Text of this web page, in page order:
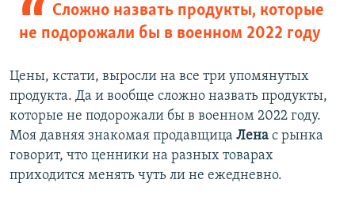
Сложно назвать продукты, которые
не подорожали бы в военном 2022 году
Цены, кстати, выросли на все три упомянутых
продукта. Да и вообще сложно назвать продукты,
которые не подорожали бы в военном 2022 году.
Моя давняя знакомая продавщица Лена с рынка
говорит, что ценники на разных товарах
приходится менять чуть ли не ежедневно.